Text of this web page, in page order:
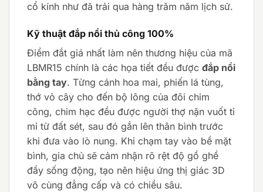
cổ kính như đã trải qua hàng trăm năm lịch sử.
Kỹ thuật đắp nổi thủ công 100%
Điểm đắt giá nhất làm nên thương hiệu của mã
LBMR15 chính là các họa tiết đều được đắp nổi
bằng tay. Từng cánh hoa mai, phiến lá tùng,
thớ vỏ cây cho đến bộ lông của đôi chim
công, chim hạc đều được người thợ nặn vuốt tỉ
mỉ từ đất sét, sau đó gắn lên thân bình trước
khi đưa vào lò nung. Khi chạm tay vào bề mặt
bình, gia chủ sẽ cảm nhận rõ rệt độ gồ ghề
đầy sống động, tạo nên hiệu ứng thị giác 3D
vô cùng đẳng cấp và có chiều sâu.